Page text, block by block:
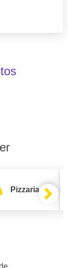
Pizzarias